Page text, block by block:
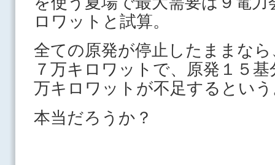
ロワットと試算。
全ての原発が停止したままな
７万キロワットで、原発１５
万キロワットが不足するとい
本当だろうか？